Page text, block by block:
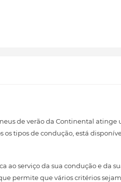
de verão da Continental
os tipos de condução, está
ao serviço da sua condução e da
permite que vários critérios